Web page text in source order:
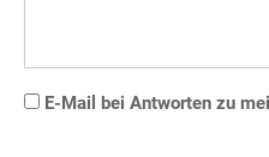
E-Mail bei Antworten zu